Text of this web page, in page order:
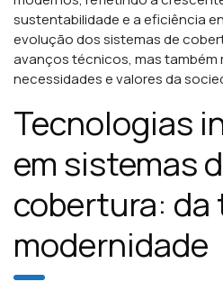
sustentabilidade e a eficiência
evolução dos sistemas de
avanços técnicos, mas também
necessidades e valores da
Tecnologias
em sistemas
cobertura: da
modernidade